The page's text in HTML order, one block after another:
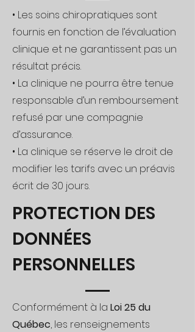
• Les soins chiropratiques sont
fournis en fonction de l’évaluation
clinique et ne garantissent pas un
résultat précis.
• La clinique ne pourra être tenue
responsable d’un remboursement
refusé par une compagnie
d’assurance.
• La clinique se réserve le droit de
modifier les tarifs avec un préavis
écrit de 30 jours.
PROTECTION DES
DONNÉES
PERSONNELLES
Conformément à la Loi 25 du
Québec, les renseignements